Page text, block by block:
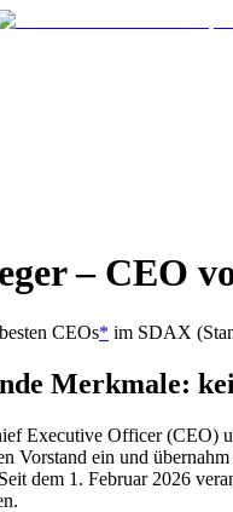
– CEO
CEOs* im SDAX
Merkmale:
Executive Officer (CEO)
Vorstand ein und
dem 1. Februar 2026